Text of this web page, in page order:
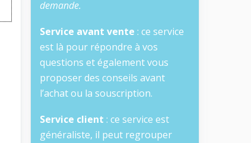
demande.
Service avant vente : ce service
est là pour répondre à vos
questions et également vous
proposer des conseils avant
l’achat ou la souscription.
Service client : ce service est
généraliste, il peut regrouper